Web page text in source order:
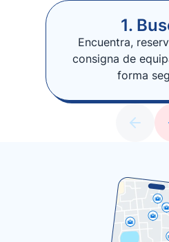
1.
Encuentra,
consigna de
forma